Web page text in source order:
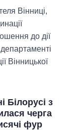
Вінниці,
до дії
Вінницької
Білорусі з
черга
фур